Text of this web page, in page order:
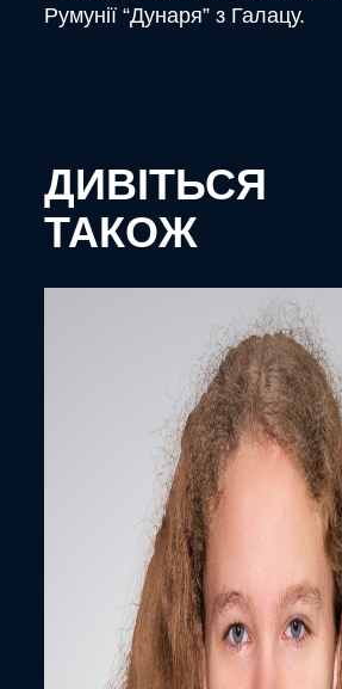
Румунії “Дунаря” з Галацу.
ДИВІТЬСЯ
ТАКОЖ